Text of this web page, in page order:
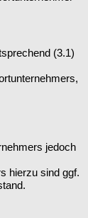
(3.1)
jedoch
hierzu sind ggf.